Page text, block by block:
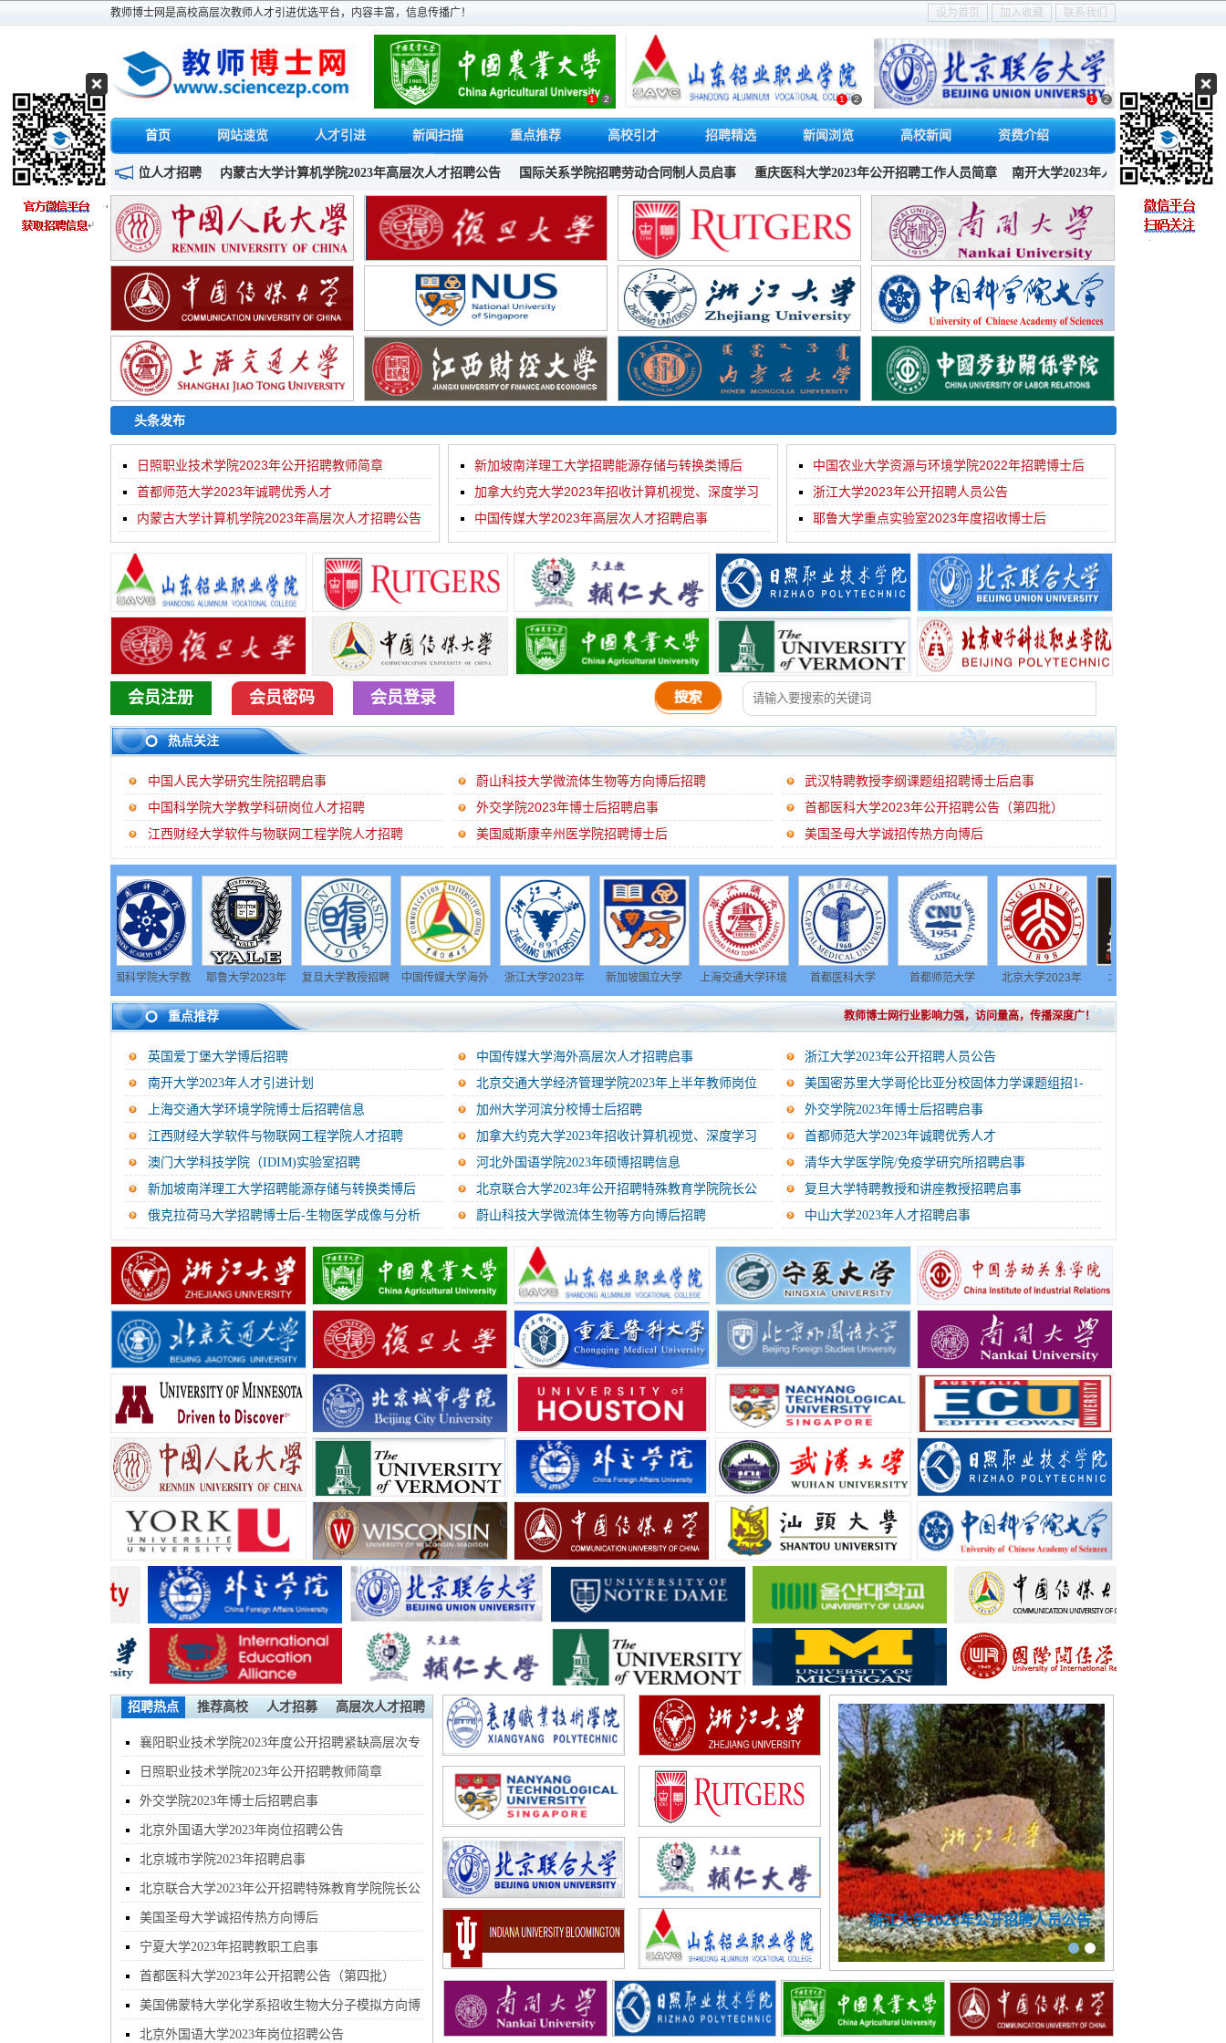
教师博士网是高校高层次教师人才引进优选平台，内容丰富，信息传播广！ 联系我们
加入收藏
设为首页
1 2 1 2 1 2
首页 网站速览 人才引进 新闻扫描 重点推荐 高校引才 招聘精选 新闻浏览 高校新闻 资费介绍
教学科研岗位人才招聘 内蒙古大学计算机学院2023年高层次人才招聘公告 国际关系学院招聘劳动合同制人员启事 重庆医科大学2023年公开招聘工作人员简章 南开大学2023年人才引进 上海交通大学环境学
头条发布
日照职业技术学院2023年公开招聘教师简章
首都师范大学2023年诚聘优秀人才
内蒙古大学计算机学院2023年高层次人才招聘公告
新加坡南洋理工大学招聘能源存储与转换类博后
加拿大约克大学2023年招收计算机视觉、深度学习
及摄...中国传媒大学2023年高层次人才招聘启事
中国农业大学资源与环境学院2022年招聘博士后
浙江大学2023年公开招聘人员公告
耶鲁大学重点实验室2023年度招收博士后
会员注册 会员密码 会员登录
热点关注
中国人民大学研究生院招聘启事 蔚山科技大学微流体生物等方向博后招聘
武汉特聘教授李纲课题组招聘博士后启事
中国科学院大学教学科研岗位人才招聘
外交学院2023年博士后招聘启事
首都医科大学2023年公开招聘公告（第四批）
江西财经大学软件与物联网工程学院人才招聘
美国威斯康辛州医学院招聘博士后 美国圣母大学诚招传热方向博后
中国科学院大学教
学科研岗位人才招
耶鲁大学2023年
招聘公告
复旦大学教授招聘
启事
中国传媒大学海外
高层次人才招聘启
浙江大学2023年
公开招聘人员公告
新加坡国立大学
Prof. Zhi Li博士后
招聘
上海交通大学环境
学院博士后招聘信
息
首都医科大学
2023年公开招聘
首都师范大学
2023年诚聘优秀
北京大学2023年
招聘博士后
北京电影学院
2023年博士后招
收公告
重点推荐 教师博士网行业影响力强，访问量高，传播深度广！
英国爱丁堡大学博后招聘 中国传媒大学海外高层次人才招聘启事
浙江大学2023年公开招聘人员公告
南开大学2023年人才引进计划
北京交通大学经济管理学院2023年上半年教师岗位
招...
美国密苏里大学哥伦比亚分校固体力学课题组招1-
2...
上海交通大学环境学院博士后招聘信息 加州大学河滨分校博士后招聘
外交学院2023年博士后招聘启事
江西财经大学软件与物联网工程学院人才招聘
加拿大约克大学2023年招收计算机视觉、深度学习
及...
首都师范大学2023年诚聘优秀人才
澳门大学科技学院（IDIM)实验室招聘
河北外国语学院2023年硕博招聘信息
清华大学医学院/免疫学研究所招聘启事
新加坡南洋理工大学招聘能源存储与转换类博后
北京联合大学2023年公开招聘特殊教育学院院长公
告...
复旦大学特聘教授和讲座教授招聘启事
俄克拉荷马大学招聘博士后-生物医学成像与分析
蔚山科技大学微流体生物等方向博后招聘 中山大学2023年人才招聘启事
招聘热点 推荐高校 人才招募 高层次人才招聘
襄阳职业技术学院2023年度公开招聘紧缺高层次专
业人才公告
日照职业技术学院2023年公开招聘教师简章
外交学院2023年博士后招聘启事
北京外国语大学2023年岗位招聘公告
北京城市学院2023年招聘启事
北京联合大学2023年公开招聘特殊教育学院院长公
告 美国圣母大学诚招传热方向博后
宁夏大学2023年招聘教职工启事
首都医科大学2023年公开招聘公告（第四批）
美国佛蒙特大学化学系招收生物大分子模拟方向博
士后北京外国语大学2023年岗位招聘公告
外交学院2023年博士后招聘启事 浙江大学2023年公开招聘人员公告